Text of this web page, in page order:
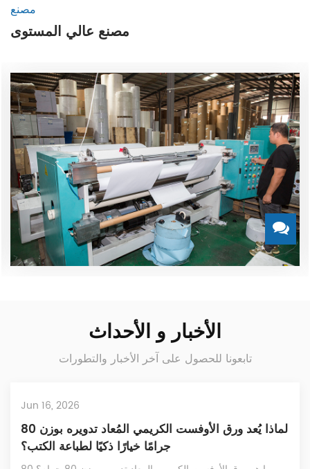
مصنع
مصنع عالي المستوى
الأخبار و الأحداث
تابعونا للحصول على آخر الأخبار والتطورات
Paper and How Does Its
Copy Technology Work?
لماذا يُعد ورق الأوفست الكريمي المُعاد تدويره بوزن 80